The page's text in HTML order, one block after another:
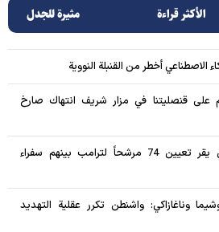
الأکثر قراءة مثيرة للجدل
أخطر من القنبلة النووية
على قنصليتنا في مزار شريف انتهاك صارخ
مجلس الشيوخ الأميركي يقر تعيين 74 مرشحاً لترامب بينهم سفراء
وناغازاكي: واشنطن تكرر عقلية التهديد